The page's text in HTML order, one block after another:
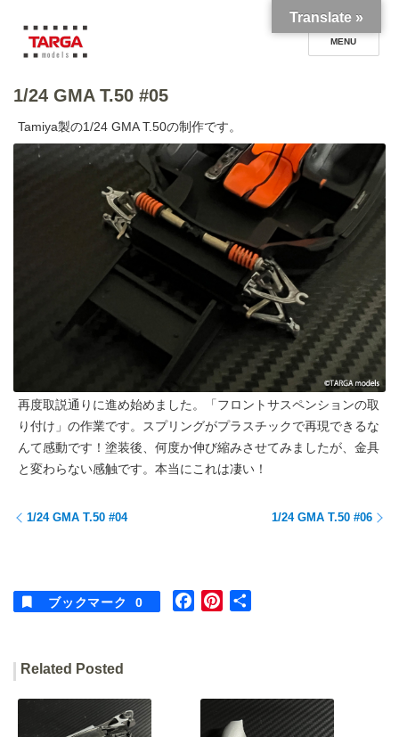
TARGA models blog
1/24 GMA T.50 #05
Tamiya製の1/24 GMA T.50の制作です。
再度取説通りに進め始めました。「フロントサスペンションの取
り付け」の作業です。スプリングがプラスチックで再現できるな
んて感動です！塗装後、何度か伸び縮みさせてみましたが、金具
と変わらない感触です。本当にこれは凄い！
1/24 GMA T.50 #04 1/24 GMA T.50 #06
ブックマーク 0
e
Related Posted
Translate »